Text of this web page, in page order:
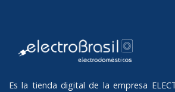
Es la tienda digital de la empresa